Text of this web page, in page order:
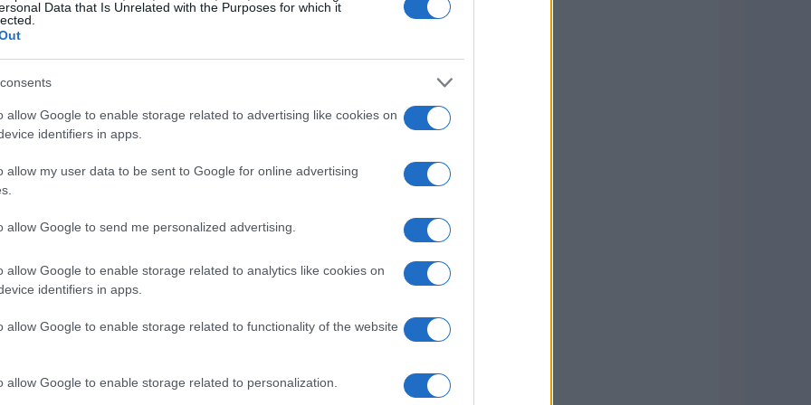
Data that Is Unrelated with the Purposes for which it
allow Google to enable storage related to advertising like cookies on
identifiers in apps.
allow my user data to be sent to Google for online advertising
allow Google to send me personalized advertising.
allow Google to enable storage related to analytics like cookies on
identifiers in apps.
allow Google to enable storage related to functionality of the website
allow Google to enable storage related to personalization.
Se si viaggia in auto, è
di distanza, dove si trovano parcheggi
che conduce a Zermatt in soli 15 minuti.
diretti da Visp e Briga, mentre dall’Italia
Centrale. Gli aeroporti più vicini,
per raggiungere questa splendida località.
scoprire
di essere esplorata. Il Museo del Cervino,
Museum, offre un viaggio nel tempo,
villaggio da comunità agricola a celebre meta
d’epoca, i visitatori possono scoprire
il Cervino, simbolo indiscusso della